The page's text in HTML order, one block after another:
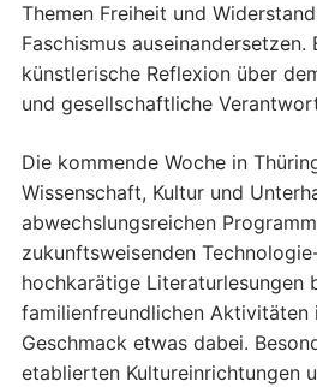
Themen Freiheit und
Faschismus auseinandersetzen.
künstlerische Reflexion über
und gesellschaftliche
Die kommende Woche in
Wissenschaft, Kultur und
abwechslungsreichen
zukunftsweisenden
hochkarätige Literaturlesungen
familienfreundlichen Aktivitäten
Geschmack etwas dabei.
etablierten Kultureinrichtungen